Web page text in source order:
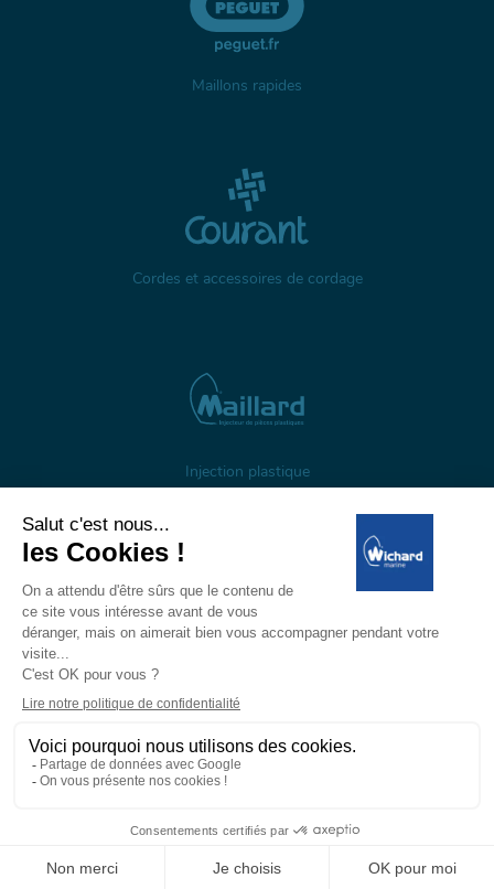
PARTICULIERS
PROFESSIONNELS
Maillons rapides
Cordes et accessoires de cordage
Injection plastique
À propos Gestion des cookies
Mentions légales
Données personnelles
Wichard, 1 ZI de Felet, CS 50085, 63307 Thiers, France
Tél: +33 (0)4 73 51 65 00 — E-mail:
© Wichard 2026—